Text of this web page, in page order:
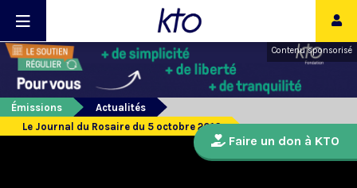
Contenu sponsorisé
Émissions
Actualités
Le Journal du Rosaire du 5 octobre 2016
Faire un don à KTO